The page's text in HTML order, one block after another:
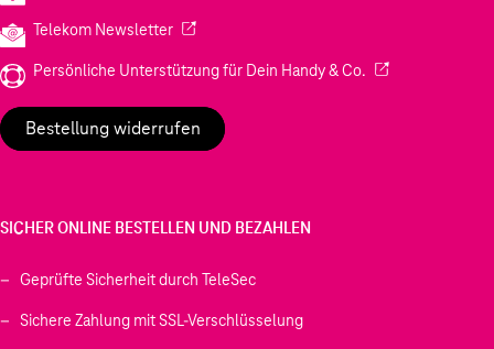
Telekom Newsletter(Wird in einem neuen Tab geöffnet)
Persönliche Unterstützung für Dein Handy & Co. (Wird in einem
Bestellung widerrufen
SICHER ONLINE BESTELLEN UND BEZAHLEN
Geprüfte Sicherheit durch TeleSec
Sichere Zahlung mit SSL-Verschlüsselung